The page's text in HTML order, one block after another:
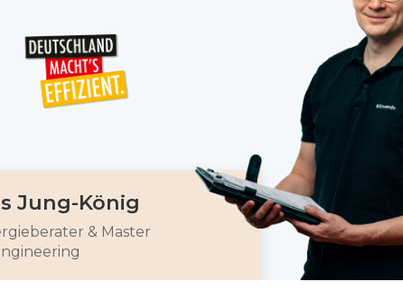
Jung-König
& Master